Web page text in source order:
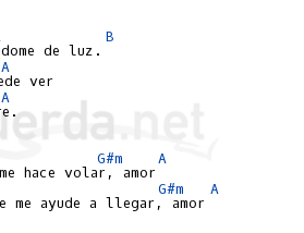
B
de luz.
A
A
G#m
A
hace volar, amor
G#m
A
me ayude a llegar, amor